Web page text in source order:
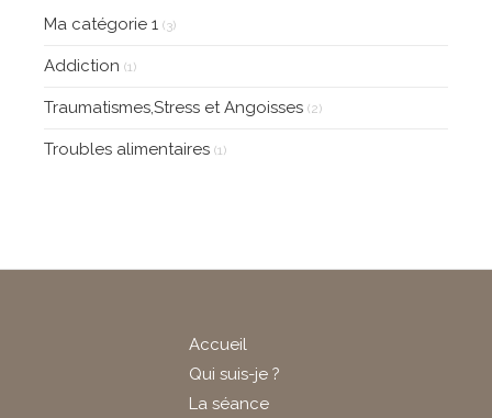
Ma catégorie 1 (3)
Addiction (1)
Traumatismes,Stress et Angoisses (2)
Troubles alimentaires (1)
Accueil
Qui suis-je ?
La séance